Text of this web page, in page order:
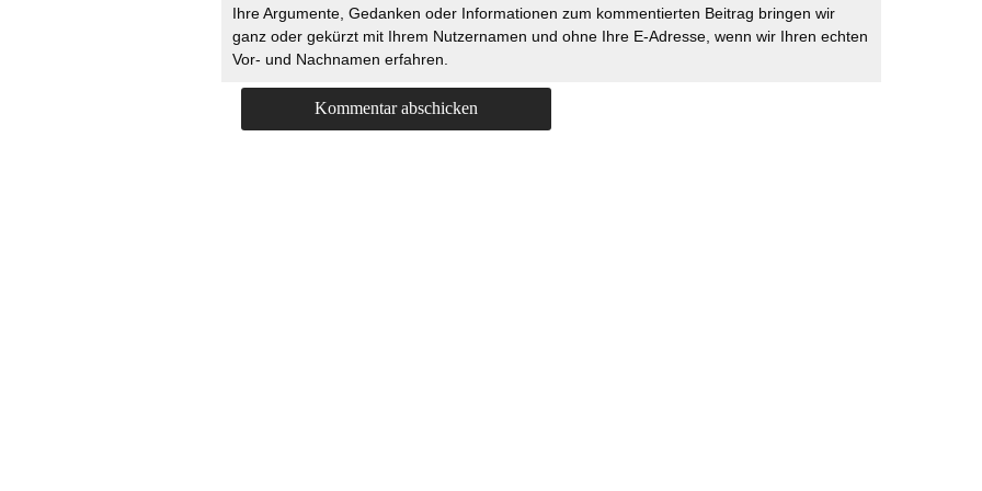
Ihre Argumente, Gedanken oder Informationen zum kommentierten Beitrag bringen wir
ganz oder gekürzt mit Ihrem Nutzernamen und ohne Ihre E-Adresse, wenn wir Ihren echten
Vor- und Nachnamen erfahren.